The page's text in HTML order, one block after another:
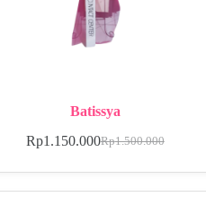
Batissya
Rp1.500.000
Rp1.150.000